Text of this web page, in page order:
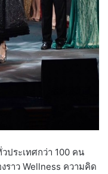
ประเทศกว่า 100 คน
ราว Wellness ความคิด